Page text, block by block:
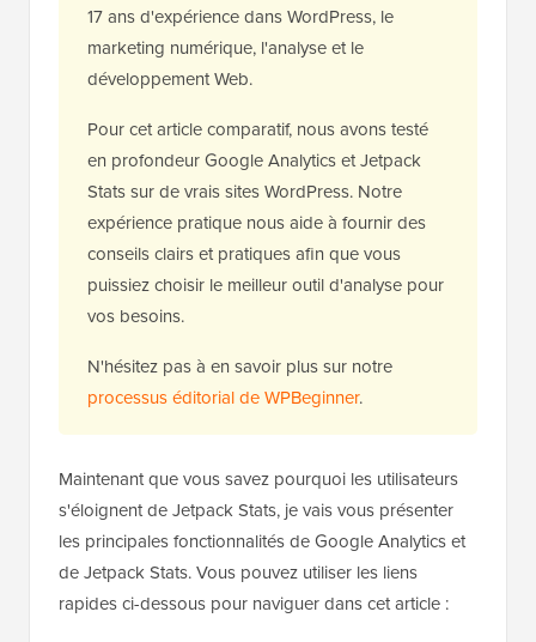
17 ans d'expérience dans WordPress, le
marketing numérique, l'analyse et le
développement Web.
Pour cet article comparatif, nous avons testé
en profondeur Google Analytics et Jetpack
Stats sur de vrais sites WordPress. Notre
expérience pratique nous aide à fournir des
conseils clairs et pratiques afin que vous
puissiez choisir le meilleur outil d'analyse pour
vos besoins.
N'hésitez pas à en savoir plus sur notre
processus éditorial de WPBeginner.
Maintenant que vous savez pourquoi les utilisateurs
s'éloignent de Jetpack Stats, je vais vous présenter
les principales fonctionnalités de Google Analytics et
de Jetpack Stats. Vous pouvez utiliser les liens
rapides ci-dessous pour naviguer dans cet article :